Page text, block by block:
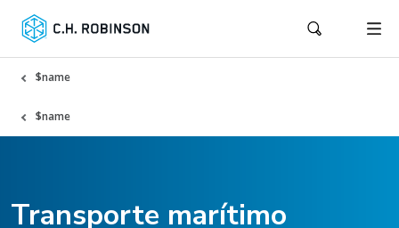
$name
$name
Transporte marítimo